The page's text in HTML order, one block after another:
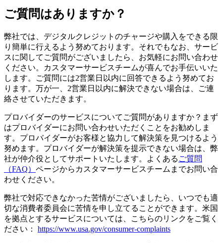
ご質問はありますか？
弊社では、デジタルクレジットのチャージや購入をできる限
り簡単に行えるよう努めております。それでもなお、サービ
スに関してご質問がございましたら、お気軽にお問い合わせ
ください。カスタマーサービスチームが喜んでお手伝いいた
します。ご質問には2営業日以内に回答できるよう努めてお
ります。万が一、2営業日以内に解決できない場合は、ご連
絡させていただきます。
プロバイダーのサービスについてご質問がありますか？まず
はプロバイダーにお問い合わせいただくことをお勧めしま
す。プロバイダーがお客様と協力して解決策を見つけるよう
努めます。プロバイダーが解決策を提示できない場合は、弊
社が仲介役としてサポートいたします。よくある ご質問
（FAQ） ページからカスタマーサービスチームまでお問い合
わせください。
弊社で対応できなかった苦情がございましたら、いつでも適
切な消費者委員会に苦情を申し立てることができます。米国
を拠点とするサービスについては、こちらのリンクをご覧く
ださい： https://www.usa.gov/consumer-complaints